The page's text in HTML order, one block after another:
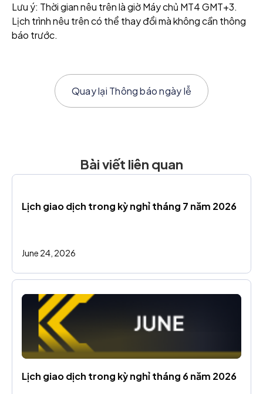
Lưu ý: Thời gian nêu trên là giờ Máy chủ MT4 GMT+3.
Lịch trình nêu trên có thể thay đổi mà không cần thông
báo trước.
Quay lại Thông báo ngày lễ
Bài viết liên quan
Lịch giao dịch trong kỳ nghỉ tháng 7 năm 2026
June 24, 2026
Lịch giao dịch trong kỳ nghỉ tháng 6 năm 2026